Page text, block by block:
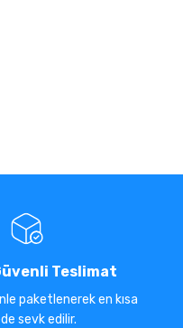
Teslimat
paketlenerek en kısa
sevk edilir.